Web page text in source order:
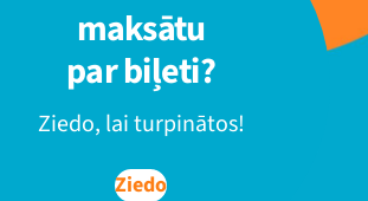
maksātu
par biļeti?
Ziedo, lai turpinātos!
Ziedo